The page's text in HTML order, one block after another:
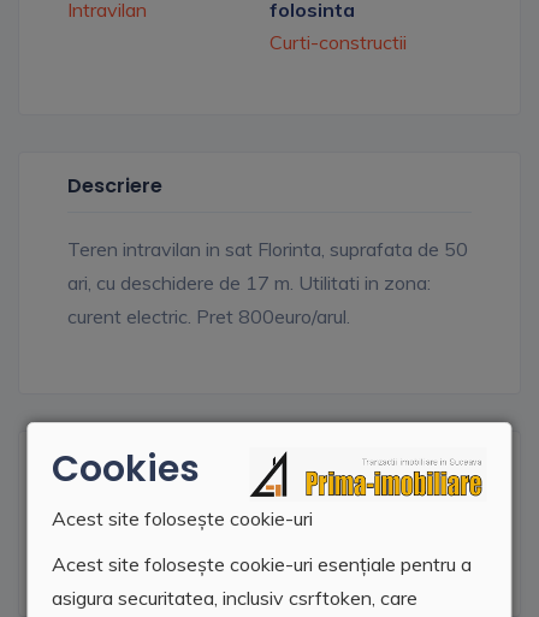
Cookies
Acest site folosește cookie-uri
Acest site folosește cookie-uri esențiale pentru a
asigura securitatea, inclusiv csrftoken, care
Intravilan
folosinta
Curti-constructii
Descriere
Teren intravilan in sat Florinta, suprafata de 50
ari, cu deschidere de 17 m. Utilitati in zona:
curent electric. Pret 800euro/arul.
Facilitati